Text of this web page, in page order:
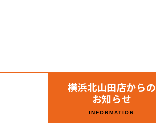
横浜北山田店からの
お知らせ
INFORMATION